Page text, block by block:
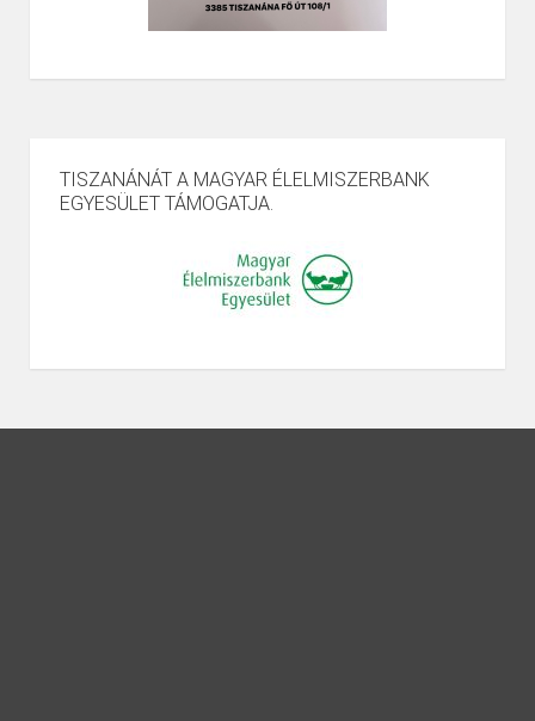
TISZANÁNÁT A MAGYAR ÉLELMISZERBANK
EGYESÜLET TÁMOGATJA.